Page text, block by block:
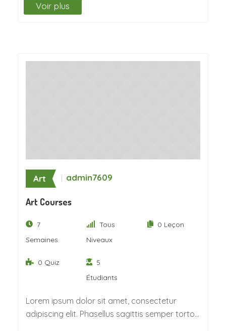
Voir plus
Art admin7609
Art Courses
7
Semaines
Tous
Niveaux
0 Leçon
0 Quiz
5
Étudiants
Lorem ipsum dolor sit amet, consectetur
adipiscing elit. Phasellus sagittis semper tortor.